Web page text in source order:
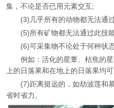
集，不论是否已用元素交互;
(3)几乎所有的动物都无法通过
(5)所有矿物都无法通过此技
(6)可采集物不论处于何种状态
例如：活化的星蕈、枯焦的星
上的日落果和在地上的日落果均
(7)距离挺远的，如劫波莲和慕
省时省力。